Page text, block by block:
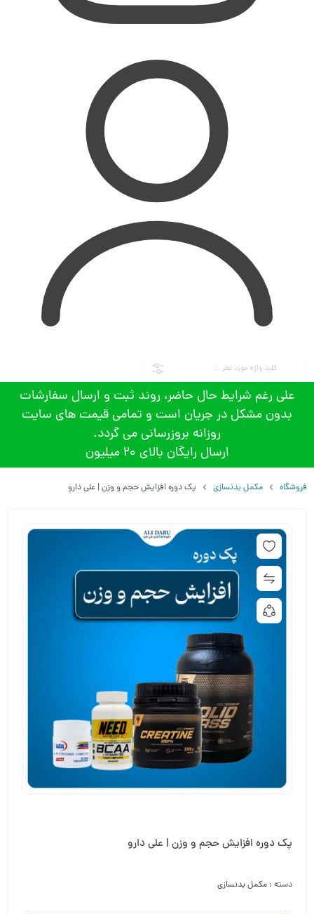
علی رغم شرایط حال حاضر، روند ثبت و ارسال سفارشات
بدون مشکل در جریان است و تمامی قیمت های سایت
روزانه بروزرسانی می گردد.
ارسال رایگان بالای 20 میلیون
فروشگاه مکمل بدنسازی پک دوره افزایش حجم و وزن | علی دارو
پک دوره افزایش حجم و وزن | علی دارو
دسته : مکمل بدنسازی